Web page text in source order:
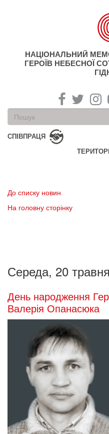
НАЦІОНАЛЬНИЙ
ГЕРОЇВ НЕБЕСНОЇ
Пошукова
форма
Пошук
СПІВПРАЦЯ
До списку новин
На головну сторінку
Середа, 20
День народження
Валерія Опанасюка